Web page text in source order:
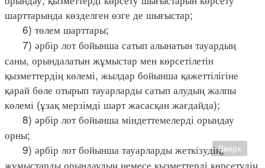
шарттарында көзделген өзге де шығыстар;
6) төлем шарттары;
7) әрбір лот бойынша сатып алынатын тауардың
саны, орындалатын жұмыстар мен көрсетілетін
қызметтердің көлемі, жылдар бойынша қажеттілігіне
қарай бөле отырып тауарларды сатып алудың жалпы
көлемі (ұзақ мерзімді шарт жасасқан жағдайда);
8) әрбір лот бойынша міндеттемелерді орындау
орны;
9) әрбір лот бойынша тауарларды жеткізудің,
жұмыстарды орындаудың немесе қызметтерді көрсетудің
Вверх